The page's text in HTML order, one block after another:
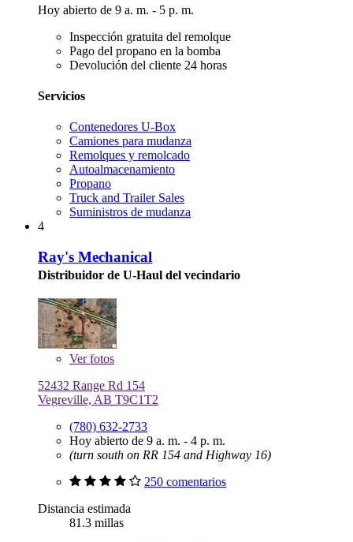
Hoy abierto de 9 a. m. - 5 p. m.
Inspección gratuita del remolque
Pago del propano en la bomba
Devolución del cliente 24 horas
Servicios
Contenedores U-Box
Camiones para mudanza
Remolques y remolcado
Autoalmacenamiento
Propano
Truck and Trailer Sales
Suministros de mudanza
4
Ray's Mechanical
Distribuidor de U-Haul del vecindario
Verfotos
52432 Range Rd 154
Vegreville, AB T9C1T2
(780) 632-2733
Hoy abierto de 9 a. m. - 4 p. m.
(turn south on RR 154 and Highway 16)
250 comentarios
Distancia estimada
81.3 millas